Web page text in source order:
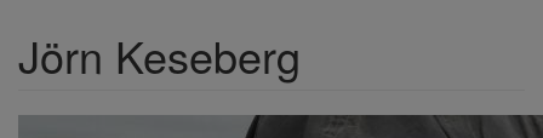
Jörn Keseberg